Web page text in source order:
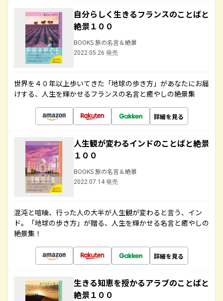
自分らしく生きるフランスのことばと
絶景１００
BOOKS 旅の名言＆絶景
2022.05.26 発売
世界を４０年以上歩いてきた「地球の歩き方」があなたにお届
けする、人生を輝かせるフランスの名言と癒やしの絶景集
詳細を見る
人生観が変わるインドのことばと絶景
１００
BOOKS 旅の名言＆絶景
2022.07.14 発売
混沌と喧噪、行った人の大半が人生観が変わると言う、イン
ド。「地球の歩き方」が贈る、人生を輝かせる名言と癒やしの
絶景集！
詳細を見る
生きる知恵を授かるアラブのことばと
絶景１００